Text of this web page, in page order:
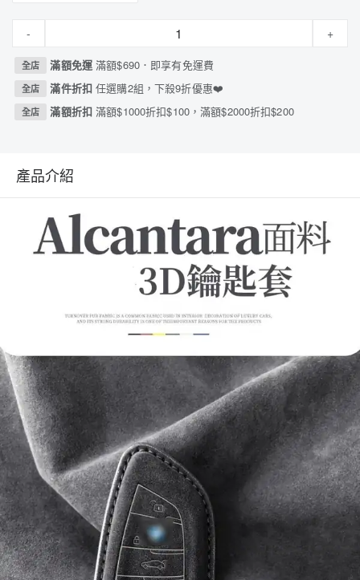
- +
全店 滿額免運滿額$690．即享有免運費
全店 滿件折扣任選購2組，下殺9折優惠❤️
全店 滿額折扣滿額$1000折扣$100，滿額$2000折扣$200
產品介紹